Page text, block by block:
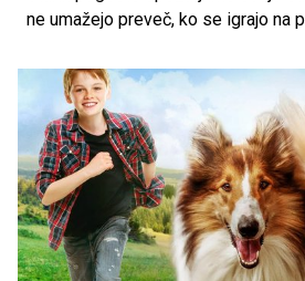
ne umažejo preveč, ko se igrajo na
nasprotno vedenje – dovoliti
in blatu – ključno za njihov zdrav